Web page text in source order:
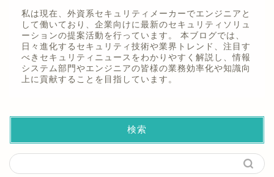
私は現在、外資系セキュリティメーカーでエンジニアと
して働いており、企業向けに最新のセキュリティソリュ
ーションの提案活動を行っています。 本ブログでは、
日々進化するセキュリティ技術や業界トレンド、注目す
べきセキュリティニュースをわかりやすく解説し、情報
システム部門やエンジニアの皆様の業務効率化や知識向
上に貢献することを目指しています。
検索